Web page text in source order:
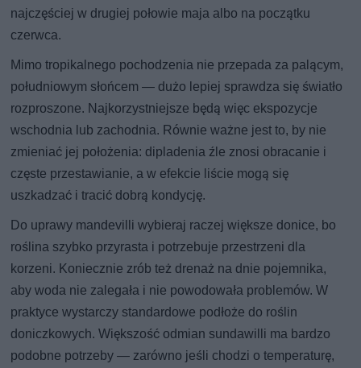
najczęściej w drugiej połowie maja albo na początku
czerwca.
Mimo tropikalnego pochodzenia nie przepada za palącym,
południowym słońcem — dużo lepiej sprawdza się światło
rozproszone. Najkorzystniejsze będą więc ekspozycje
wschodnia lub zachodnia. Równie ważne jest to, by nie
zmieniać jej położenia: dipladenia źle znosi obracanie i
częste przestawianie, a w efekcie liście mogą się
uszkadzać i tracić dobrą kondycję.
Do uprawy mandevilli wybieraj raczej większe donice, bo
roślina szybko przyrasta i potrzebuje przestrzeni dla
korzeni. Koniecznie zrób też drenaż na dnie pojemnika,
aby woda nie zalegała i nie powodowała problemów. W
praktyce wystarczy standardowe podłoże do roślin
doniczkowych. Większość odmian sundawilli ma bardzo
podobne potrzeby — zarówno jeśli chodzi o temperaturę,